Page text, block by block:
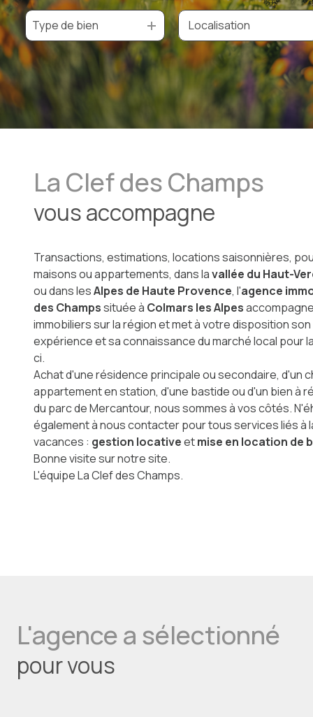
De l'ancien
De l'immo pro
à l'année
Type de bien
La Clef des Champs
vous accompagne
Transactions, estimations, locations saisonnières,
maisons ou appartements, dans lavallée du Haut-
ou dans lesAlpes de Haute Provence, l'agence
des Champssituée à Colmars les Alpes
immobiliers sur la région et met à votre disposition
expérience et sa connaissance du marché local pour
ci.
Achat d'une résidence principale ou secondaire, d'un
appartement en station, d'une bastide ou d'un bien à
du parc de Mercantour, nous sommes à vos côtés.
également à nous contacter pour tous services liés à
vacances : gestion locativeetmise en location de
Bonne visite sur notre site.
L'équipe La Clef des Champs.
L'agence a sélectionné
pour vous